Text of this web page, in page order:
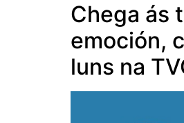
Chega ás
emoción,
luns na